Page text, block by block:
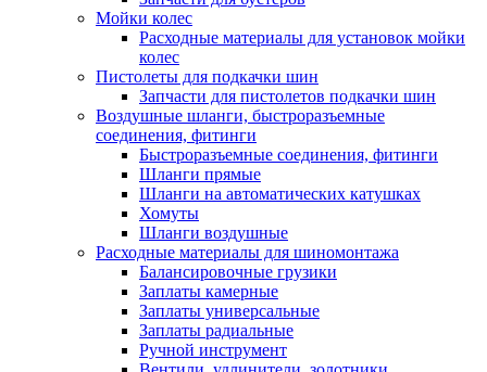
Мойки колес
Расходные материалы для установок мойки
колес
Пистолеты для подкачки шин
Запчасти для пистолетов подкачки шин
Воздушные шланги, быстроразъемные
соединения, фитинги
Быстроразъемные соединения, фитинги
Шланги прямые
Шланги на автоматических катушках
Хомуты
Шланги воздушные
Расходные материалы для шиномонтажа
Балансировочные грузики
Заплаты камерные
Заплаты универсальные
Заплаты радиальные
Ручной инструмент